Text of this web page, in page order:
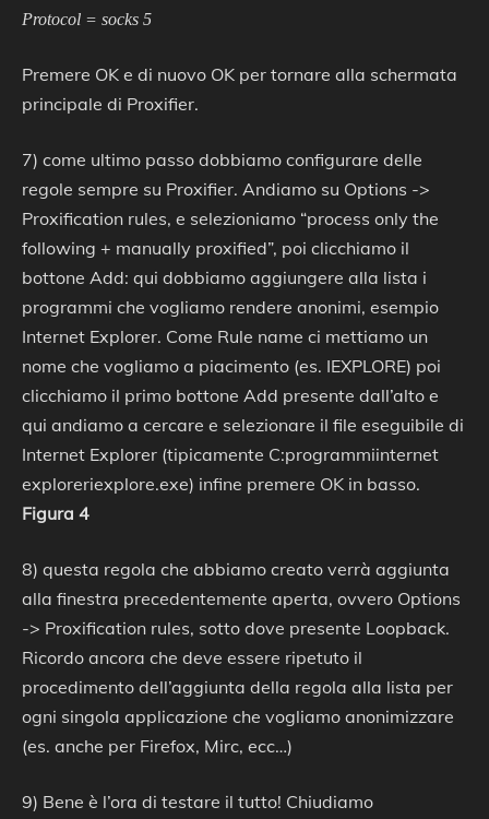
Protocol = socks 5
Premere OK e di nuovo OK per tornare alla schermata
principale di Proxifier.
7) come ultimo passo dobbiamo configurare delle
regole sempre su Proxifier. Andiamo su Options ->
Proxification rules, e selezioniamo “process only the
following + manually proxified”, poi clicchiamo il
bottone Add: qui dobbiamo aggiungere alla lista i
programmi che vogliamo rendere anonimi, esempio
Internet Explorer. Come Rule name ci mettiamo un
nome che vogliamo a piacimento (es. IEXPLORE) poi
clicchiamo il primo bottone Add presente dall’alto e
qui andiamo a cercare e selezionare il file eseguibile di
Internet Explorer (tipicamente C:programmiinternet
exploreriexplore.exe) infine premere OK in basso.
Figura 4
8) questa regola che abbiamo creato verrà aggiunta
alla finestra precedentemente aperta, ovvero Options
-> Proxification rules, sotto dove presente Loopback.
Ricordo ancora che deve essere ripetuto il
procedimento dell’aggiunta della regola alla lista per
ogni singola applicazione che vogliamo anonimizzare
(es. anche per Firefox, Mirc, ecc…)
9) Bene è l’ora di testare il tutto! Chiudiamo